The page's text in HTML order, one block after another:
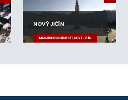
NOVÝ JIČÍN
MASARYKOVO NÁMĚSTÍ, NOVÝ JIČÍN